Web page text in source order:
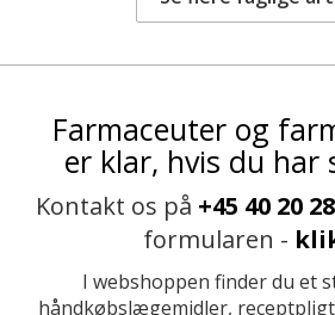
Farmaceuter og
er klar, hvis du har
Kontakt os på +45 40 20
formularen -
I webshoppen finder du et
håndkøbslægemidler,